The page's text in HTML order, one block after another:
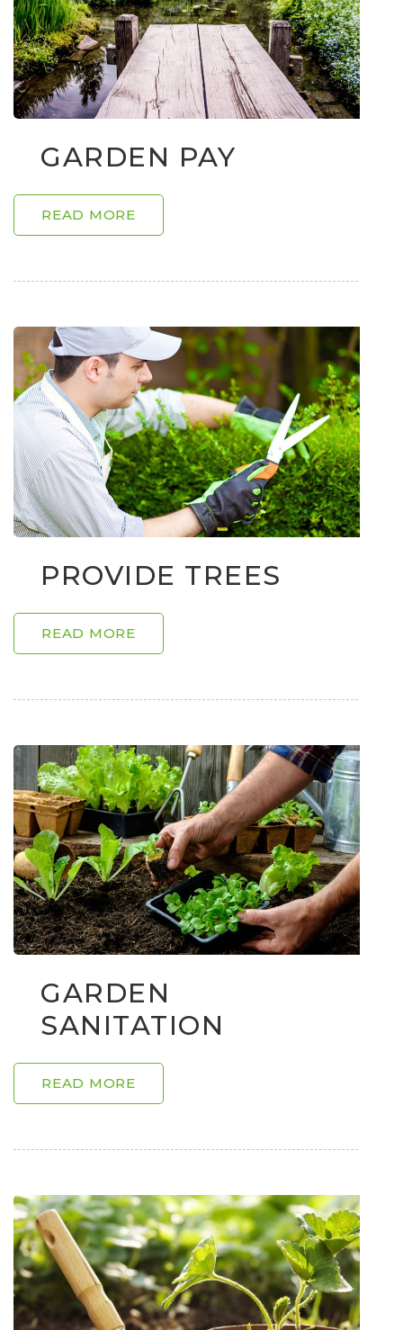
GARDEN PAY
READ MORE
PROVIDE TREES
READ MORE
GARDEN
SANITATION
READ MORE